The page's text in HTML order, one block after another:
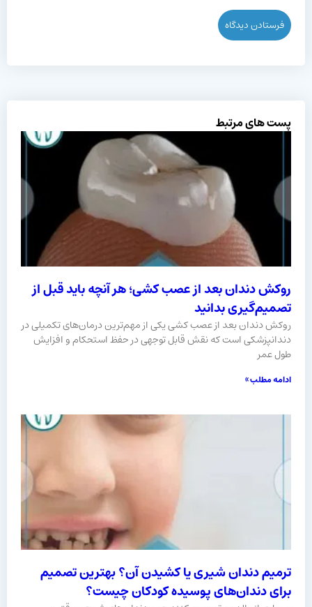
پست های مرتبط
روکش دندان بعد از عصب کشی؛ هر آنچه باید قبل از
تصمیم‌گیری بدانید
روکش دندان بعد از عصب کشی یکی از مهم‌ترین درمان‌های تکمیلی در
دندانپزشکی است که نقش قابل توجهی در حفظ استحکام و افزایش
طول عمر
ادامه مطلب »
ترمیم دندان شیری یا کشیدن آن؟ بهترین تصمیم
برای دندان‌های پوسیده کودکان چیست؟